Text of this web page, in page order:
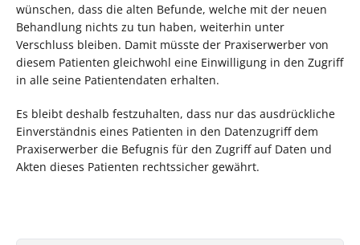
wünschen, dass die alten Befunde, welche mit der neuen
Behandlung nichts zu tun haben, weiterhin unter
Verschluss bleiben. Damit müsste der Praxiserwerber von
diesem Patienten gleichwohl eine Einwilligung in den Zugriff
in alle seine Patientendaten erhalten.
Es bleibt deshalb festzuhalten, dass nur das ausdrückliche
Einverständnis eines Patienten in den Datenzugriff dem
Praxiserwerber die Befugnis für den Zugriff auf Daten und
Akten dieses Patienten rechtssicher gewährt.